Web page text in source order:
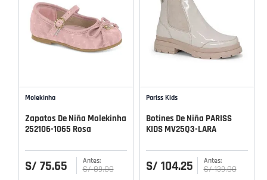
Molekinha
Zapatos De Niña Molekinha
252106-1065 Rosa
S/ 75.65 S/ 89.00
Pariss Kids
Botines De Niña PARISS
KIDS MV25Q3-LARA
S/ 104.25 S/ 139.00